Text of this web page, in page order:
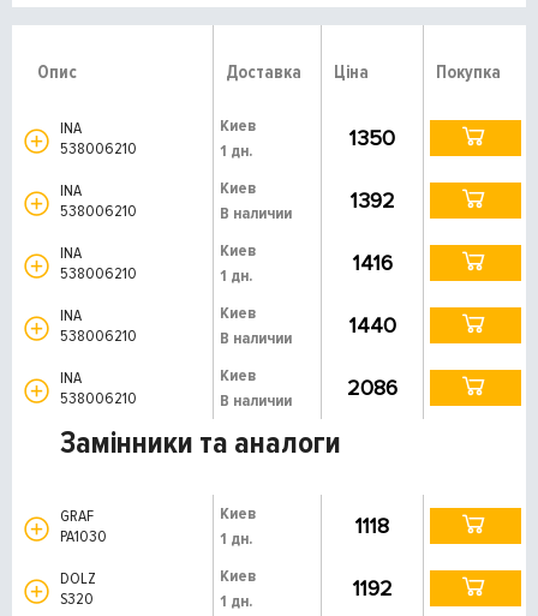
Опис Доставка Ціна Покупка
INA
538006210
Киев
1 дн.
1350
INA
538006210
Киев
В наличии
1392
INA
538006210
Киев
1 дн.
1416
INA
538006210
Киев
В наличии
1440
INA
538006210
Киев
В наличии
2086
Замінники та аналоги
GRAF
PA1030
Киев
1 дн.
1118
DOLZ
S320
Киев
1 дн.
1192